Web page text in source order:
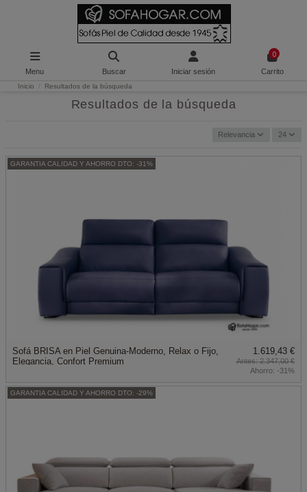
Menu Buscar Iniciar sesión
0
Carrito
Inicio Resultados de la búsqueda
Resultados de la búsqueda
Relevancia 24
GARANTIA CALIDAD Y AHORRO DTO: -31%
Sofá BRISA en Piel Genuina-Moderno, Relax o Fijo,
Elegancia, Confort Premium
1.619,43 €
2.347,00 €
Ahorro: -31%
GARANTIA CALIDAD Y AHORRO DTO: -29%